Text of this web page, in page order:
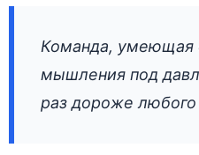
Команда, умеющая
мышления под
раз дороже любого